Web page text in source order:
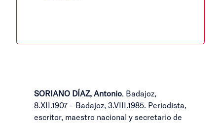
SORIANO DÍAZ, Antonio. Badajoz,
8.XII.1907 – Badajoz, 3.VIII.1985. Periodista,
escritor, maestro nacional y secretario de